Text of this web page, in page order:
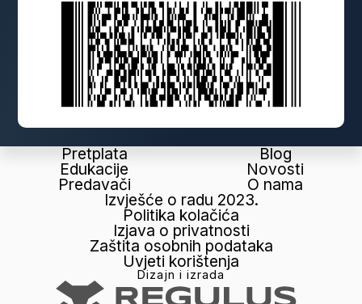
Pretplata
Edukacije
Predavači
Blog
Novosti
O nama
Izvješće o radu 2023.
Politika kolačića
Izjava o privatnosti
Zaštita osobnih podataka
Uvjeti korištenja
Dizajn i izrada